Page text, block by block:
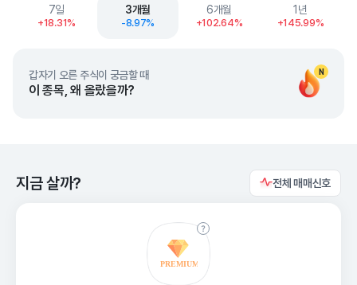
7일
+18.31%
3개월
-8.97%
6개월
+102.64%
1년
+145.99%
N
갑자기 오른 주식이 궁금할 때
이 종목, 왜 올랐을까?
지금 살까? 전체 매매신호